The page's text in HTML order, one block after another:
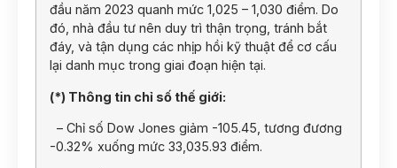
đầu năm 2023 quanh mức 1,025 – 1,030 điểm. Do
đó, nhà đầu tư nên duy trì thận trọng, tránh bắt
đáy, và tận dụng các nhịp hồi kỹ thuật để cơ cấu
lại danh mục trong giai đoạn hiện tại.
(*) Thông tin chỉ số thế giới:
– Chỉ số Dow Jones giảm -105.45, tương đương
-0.32% xuống mức 33,035.93 điểm.